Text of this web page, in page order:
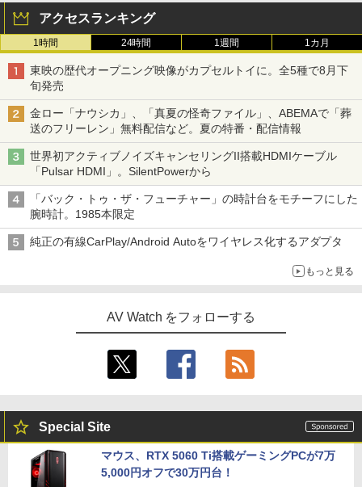
アクセスランキング
1時間 24時間 1週間 1カ月
東映の歴代オープニング映像がカプセルトイに。全5種で8月下
旬発売
金ロー「ナウシカ」、「真夏の怪奇ファイル」、ABEMAで「葬
送のフリーレン」無料配信など。夏の特番・配信情報
世界初アクティブノイズキャンセリングII搭載HDMIケーブル
「Pulsar HDMI」。SilentPowerから
「バック・トゥ・ザ・フューチャー」の時計台をモチーフにした
腕時計。1985本限定
純正の有線CarPlay/Android Autoをワイヤレス化するアダプタ
もっと見る
AV Watch をフォローする
Special Site
マウス、RTX 5060 Ti搭載ゲーミングPCが7万
5,000円オフで30万円台！